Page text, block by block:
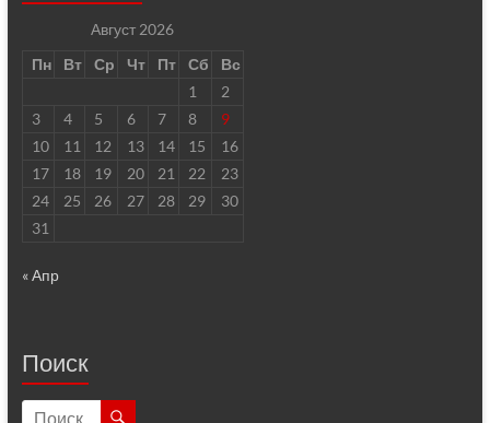
Август 2026
Пн
Вт Ср Чт Пт Сб
Вс
1
2
3
4 5 6 7 8
9
10
11 12 13 14 15
16
17
18 19 20 21 22
23
24
25 26 27 28 29
30
31
« Апр
Поиск